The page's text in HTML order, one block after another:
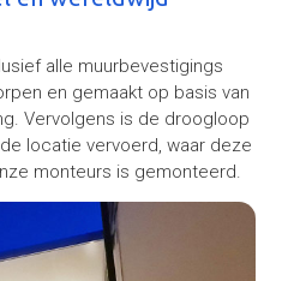
alle muurbevestigings
en gemaakt op basis van
Vervolgens is de droogloop
locatie vervoerd, waar deze
monteurs is gemonteerd.